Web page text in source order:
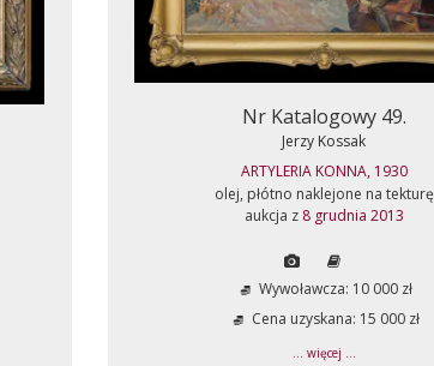
Nr Katalogowy 49.
Jerzy Kossak
ARTYLERIA KONNA, 1930
olej, płótno naklejone na tekturę
aukcja z 8 grudnia 2013
Wywoławcza: 10 000 zł
Cena uzyskana: 15 000 zł
... więcej ...